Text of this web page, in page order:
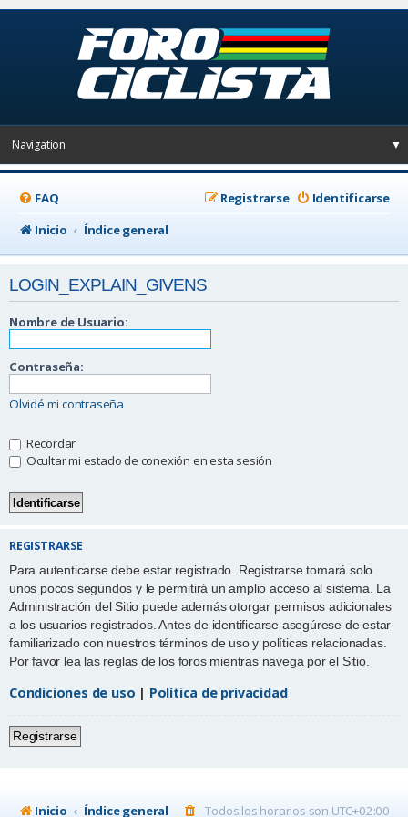
Navigation ▼
FAQ Identificarse
Registrarse
Inicio
Índice general
LOGIN_EXPLAIN_GIVENS
Nombre de Usuario:
Contraseña:
Olvidé mi contraseña
Recordar
Ocultar mi estado de conexión en esta sesión
REGISTRARSE
Para autenticarse debe estar registrado. Registrarse tomará solo
unos pocos segundos y le permitirá un amplio acceso al sistema. La
Administración del Sitio puede además otorgar permisos adicionales
a los usuarios registrados. Antes de identificarse asegúrese de estar
familiarizado con nuestros términos de uso y políticas relacionadas.
Por favor lea las reglas de los foros mientras navega por el Sitio.
Condiciones de uso | Política de privacidad
Registrarse
Inicio Índice general Todos los horarios son UTC+02:00